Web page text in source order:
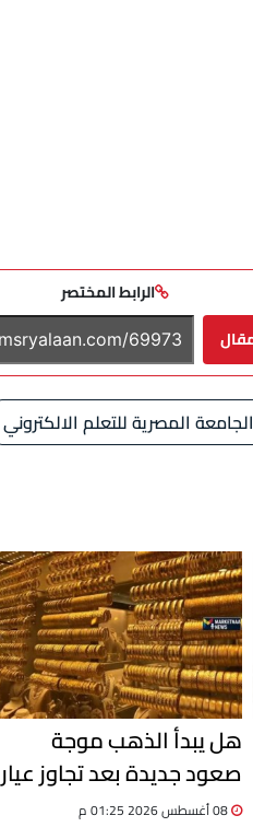
الرابط المختصر
الجامعة المصرية للتعلم الالكتروني
هل يبدأ الذهب موجة
صعود جديدة بعد تجاوز عيار
21 حاجز 6000 جنيه؟
08 أغسطس 2026 01:25 م